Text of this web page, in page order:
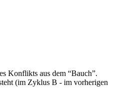
Konflikts aus dem “Bauch”.
(im Zyklus B - im vorherigen